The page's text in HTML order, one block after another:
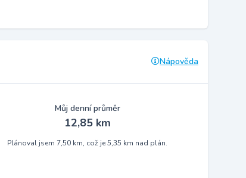
Nápověda
Můj denní průměr
12,85 km
Plánoval jsem 7,50 km, což je 5,35 km nad plán.